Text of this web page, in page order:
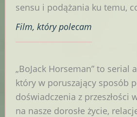
sensu i podążania ku temu,
Film, który polecam
„BoJack Horseman” to serial
który w poruszający sposób
doświadczenia z przeszłości
na nasze dorosłe życie,